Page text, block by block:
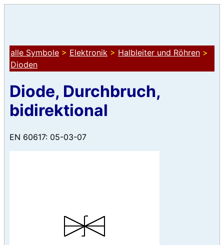
alle Symbole > Elektronik > Halbleiter und Röhren >
Dioden
Diode, Durchbruch,
bidirektional
EN 60617: 05-03-07